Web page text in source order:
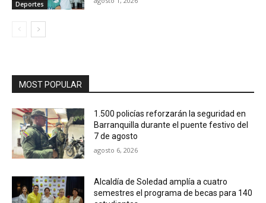
Deportes
MOST POPULAR
1.500 policías reforzarán la seguridad en
Barranquilla durante el puente festivo del
7 de agosto
agosto 6, 2026
Alcaldía de Soledad amplía a cuatro
semestres el programa de becas para 140